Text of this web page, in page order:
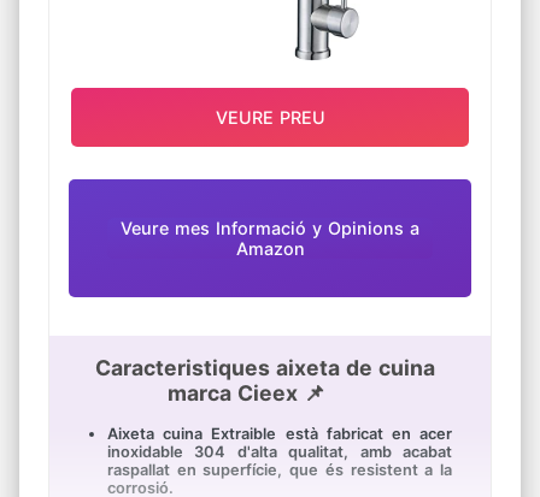
Veure mes Informació y Opinions a
Amazon
Caracteristiques aixeta de cuina
marca Cieex 📌
Aixeta cuina Extraible està fabricat en acer
inoxidable 304 d'alta qualitat, amb acabat
raspallat en superfície, que és resistent a la
corrosió.
VEURE PREU